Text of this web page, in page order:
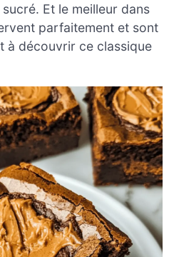
Et le meilleur dans
parfaitement et sont
à découvrir ce classique